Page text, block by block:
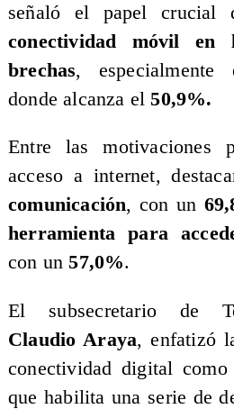
señaló el papel crucial
conectividad móvil en
brechas, especialmente
donde alcanza el50,9%.
​Entre las motivaciones
acceso a internet,
comunicación, con un
herramienta para
con un57,0%.
​El subsecretario de
Claudio Araya, enfatizó
conectividad digital
que habilita una serie de